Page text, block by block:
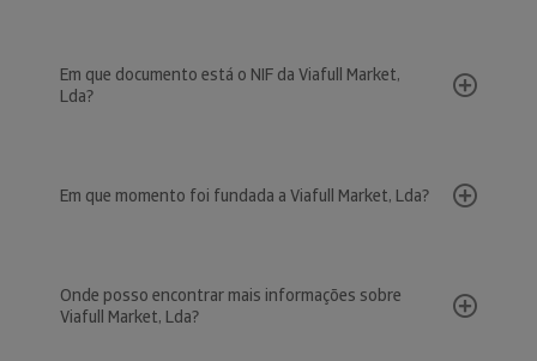
Em que documento está o NIF da Viafull Market,
Lda?
Em que momento foi fundada a Viafull Market, Lda?
Onde posso encontrar mais informações sobre
Viafull Market, Lda?